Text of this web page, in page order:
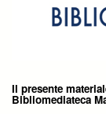
Il presente
Bibliomediateca